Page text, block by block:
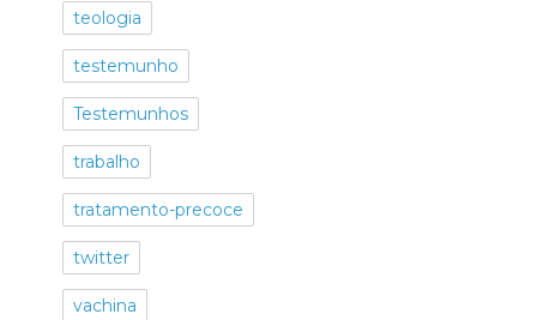
teologia
testemunho
Testemunhos
trabalho
tratamento-precoce
twitter
vachina